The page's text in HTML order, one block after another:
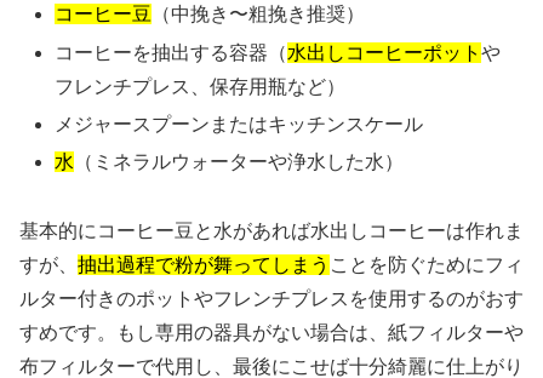
コーヒー豆 （中挽き〜粗挽き推奨）
コーヒーを抽出する容器（水出しコーヒーポットや
フレンチプレス、保存用瓶など）
メジャースプーンまたはキッチンスケール
水 （ミネラルウォーターや浄水した水）
基本的にコーヒー豆と水があれば水出しコーヒーは作れま
すが、 抽出過程で粉が舞ってしまう ことを防ぐためにフィ
ルター付きのポットやフレンチプレスを使用するのがおす
すめです。もし専用の器具がない場合は、紙フィルターや
布フィルターで代用し、最後にこせば十分綺麗に仕上がり